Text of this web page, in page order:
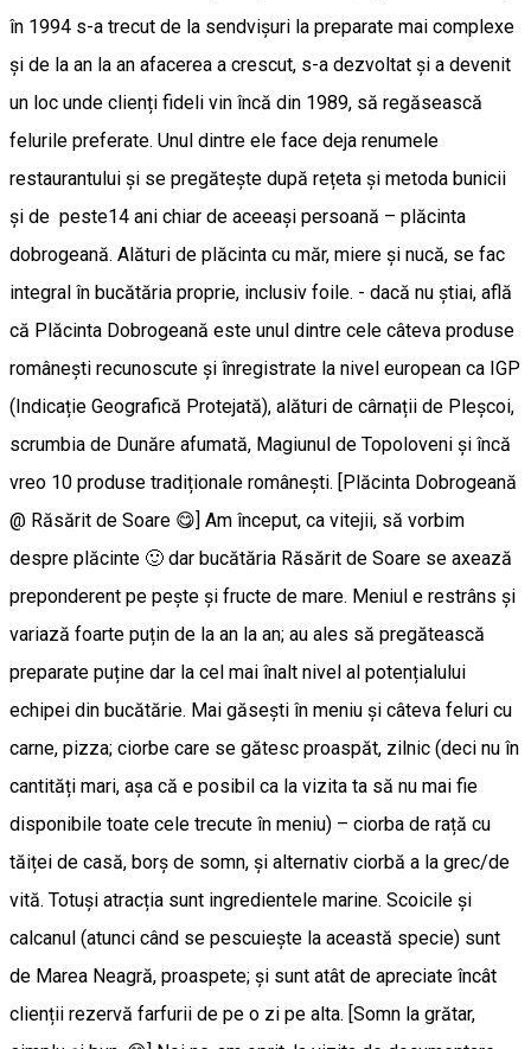
în 1994 s-a trecut de la sendvișuri la preparate mai complexe
și de la an la an afacerea a crescut, s-a dezvoltat și a devenit
un loc unde clienți fideli vin încă din 1989, să regăsească
felurile preferate. Unul dintre ele face deja renumele
restaurantului și se pregătește după rețeta și metoda bunicii
și de peste14 ani chiar de aceeași persoană – plăcinta
dobrogeană. Alături de plăcinta cu măr, miere și nucă, se fac
integral în bucătăria proprie, inclusiv foile. - dacă nu știai, află
că Plăcinta Dobrogeană este unul dintre cele câteva produse
românești recunoscute și înregistrate la nivel european ca IGP
(Indicație Geografică Protejată), alături de cârnații de Pleșcoi,
scrumbia de Dunăre afumată, Magiunul de Topoloveni și încă
vreo 10 produse tradiționale românești. [Plăcinta Dobrogeană
@ Răsărit de Soare 😋] Am început, ca vitejii, să vorbim
despre plăcinte 🙂 dar bucătăria Răsărit de Soare se axează
preponderent pe pește și fructe de mare. Meniul e restrâns și
variază foarte puțin de la an la an; au ales să pregătească
preparate puține dar la cel mai înalt nivel al potențialului
echipei din bucătărie. Mai găsești în meniu și câteva feluri cu
carne, pizza; ciorbe care se gătesc proaspăt, zilnic (deci nu în
cantități mari, așa că e posibil ca la vizita ta să nu mai fie
disponibile toate cele trecute în meniu) – ciorba de rață cu
tăiței de casă, borș de somn, și alternativ ciorbă a la grec/de
vită. Totuși atracția sunt ingredientele marine. Scoicile și
calcanul (atunci când se pescuiește la această specie) sunt
de Marea Neagră, proaspete; și sunt atât de apreciate încât
clienții rezervă farfurii de pe o zi pe alta. [Somn la grătar,